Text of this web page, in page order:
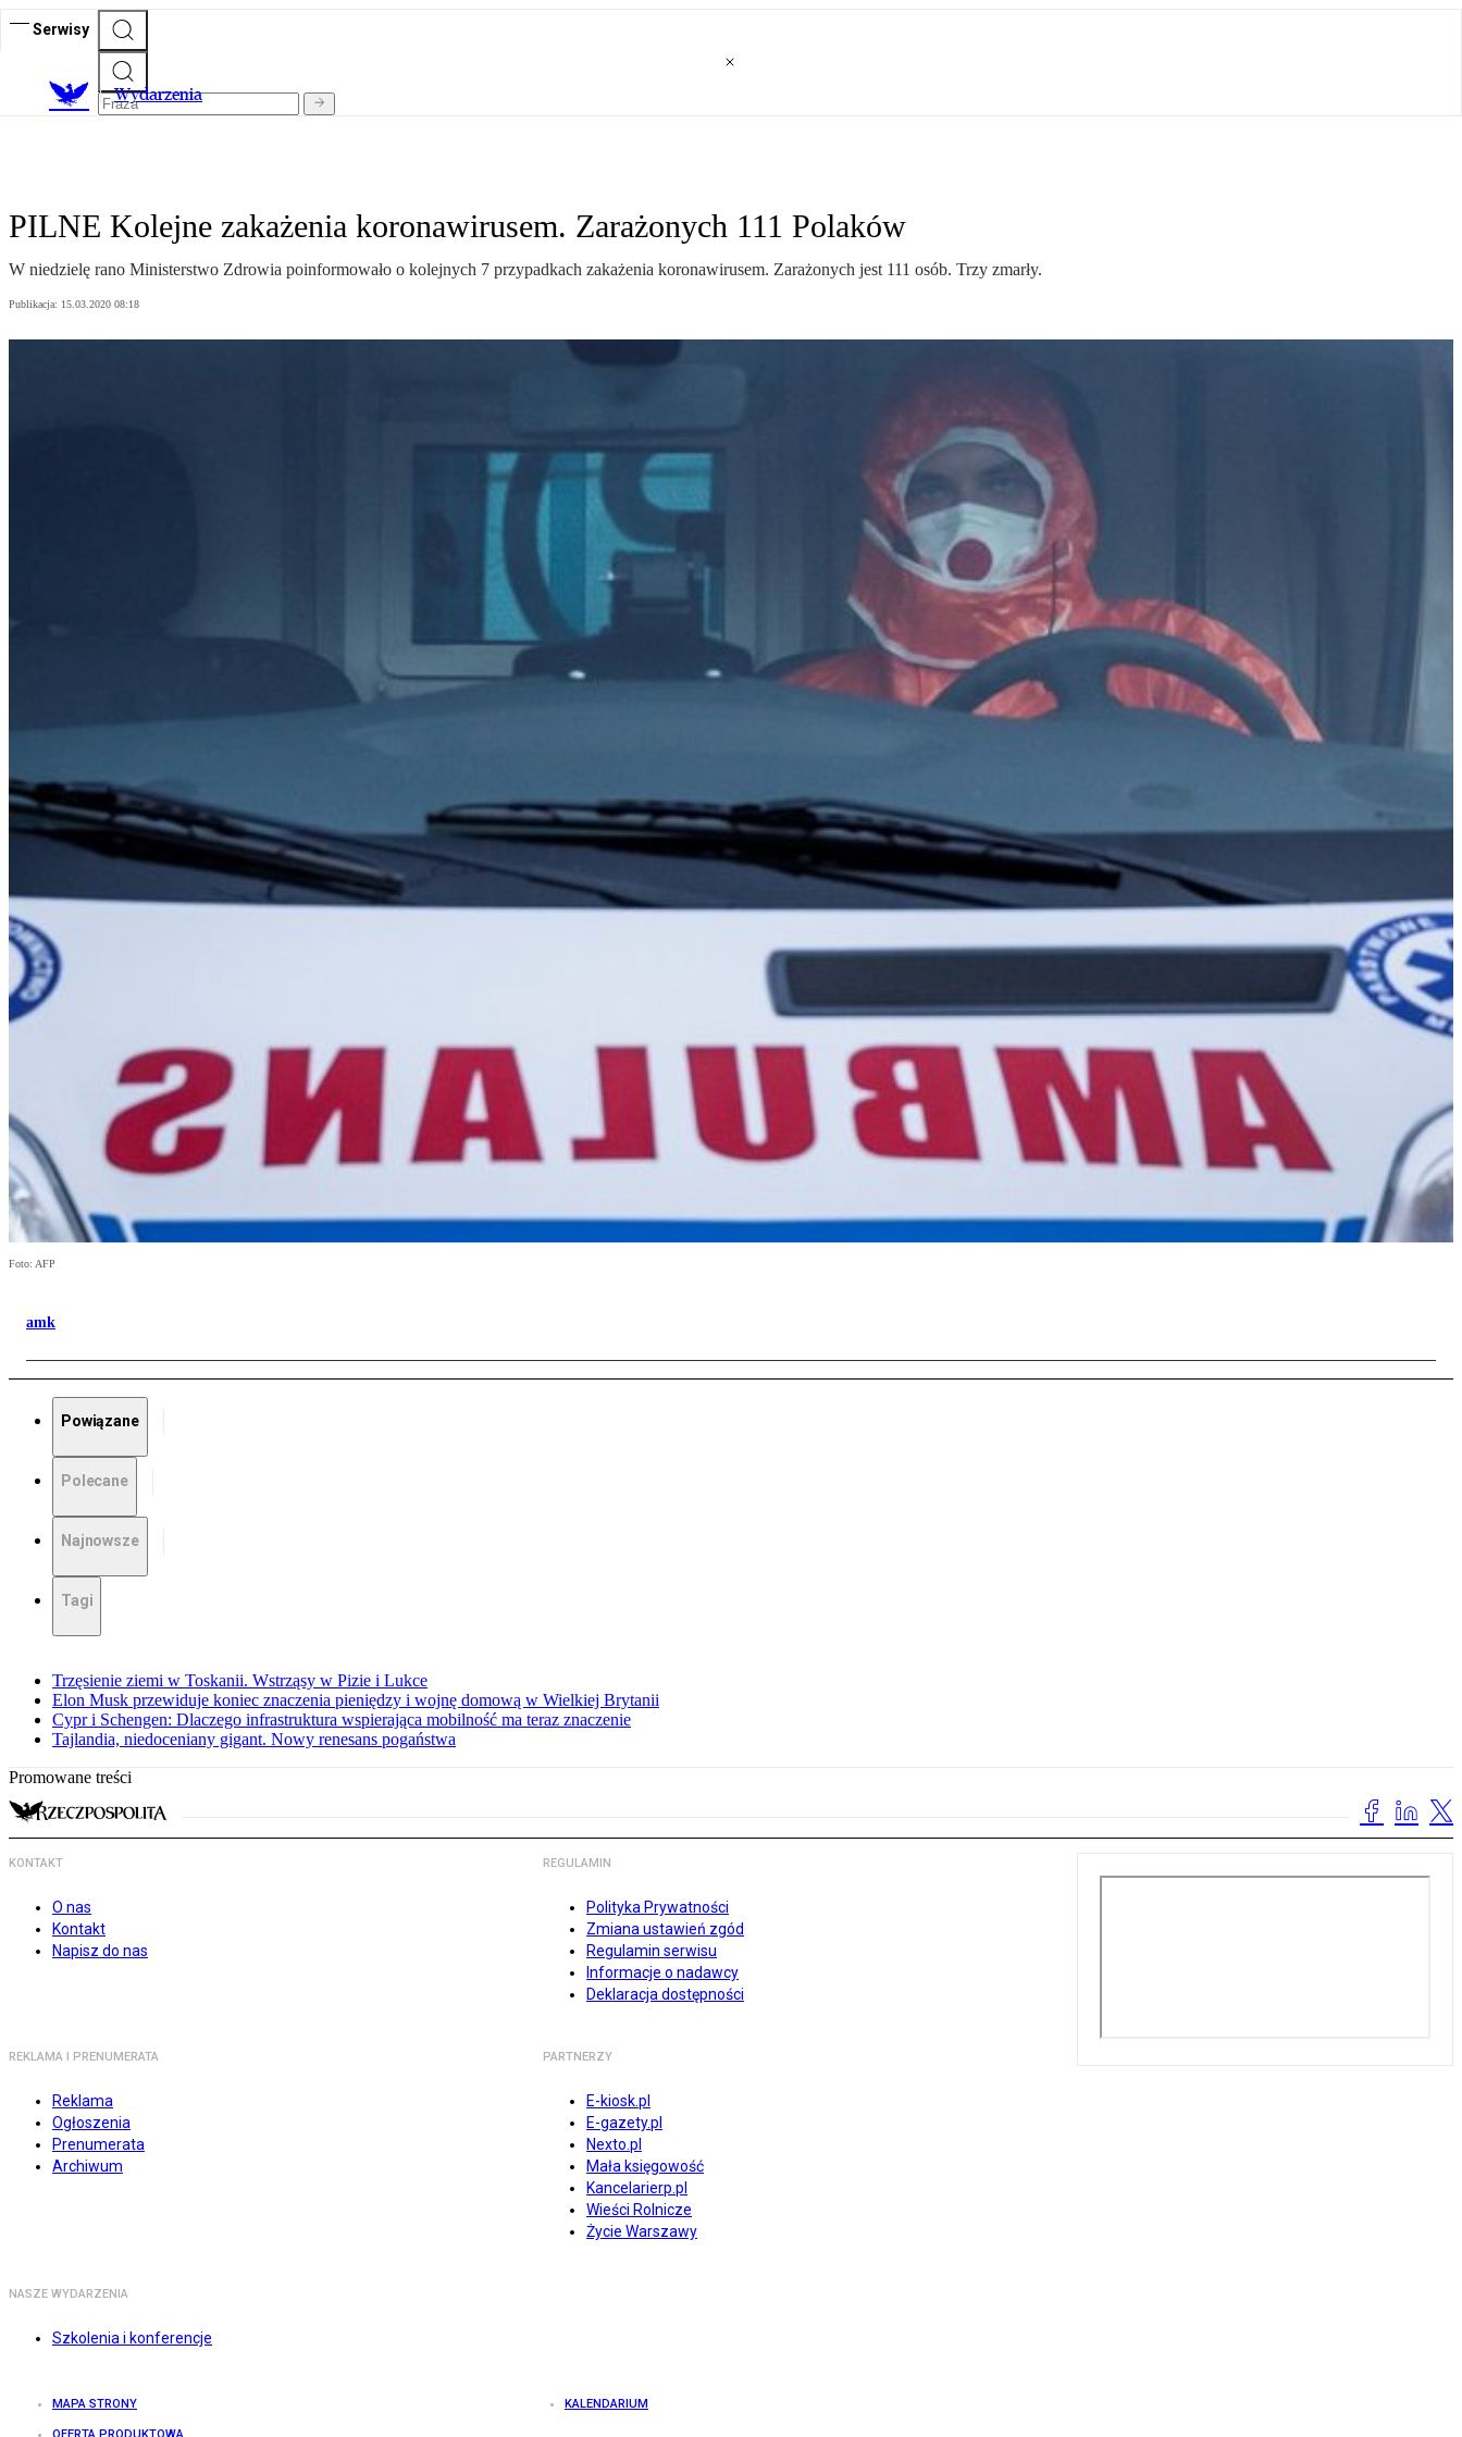
Serwisy
Wydarzenia
PILNE Kolejne zakażenia koronawirusem. Zarażonych 111 Polaków
W niedzielę rano Ministerstwo Zdrowia poinformowało o kolejnych 7 przypadkach zakażenia koronawirusem. Zarażonych jest 111 osób. Trzy zmarły.
Publikacja: 15.03.2020 08:18
Foto: AFP
amk
Powiązane
Polecane
Najnowsze
Tagi
Trzęsienie ziemi w Toskanii. Wstrząsy w Pizie i Lukce
Elon Musk przewiduje koniec znaczenia pieniędzy i wojnę domową w Wielkiej Brytanii
Cypr i Schengen: Dlaczego infrastruktura wspierająca mobilność ma teraz znaczenie
Tajlandia, niedoceniany gigant. Nowy renesans pogaństwa
Promowane treści
KONTAKT
O nas
Kontakt
Napisz do nas
REGULAMIN
Polityka Prywatności
Zmiana ustawień zgód
Regulamin serwisu
Informacje o nadawcy
Deklaracja dostępności
REKLAMA I PRENUMERATA
Reklama
Ogłoszenia
Prenumerata
Archiwum
PARTNERZY
E-kiosk.pl
E-gazety.pl
Nexto.pl
Mała księgowość
Kancelarierp.pl
Wieści Rolnicze
Życie Warszawy
NASZE WYDARZENIA
Szkolenia i konferencje
MAPA STRONY KALENDARIUM